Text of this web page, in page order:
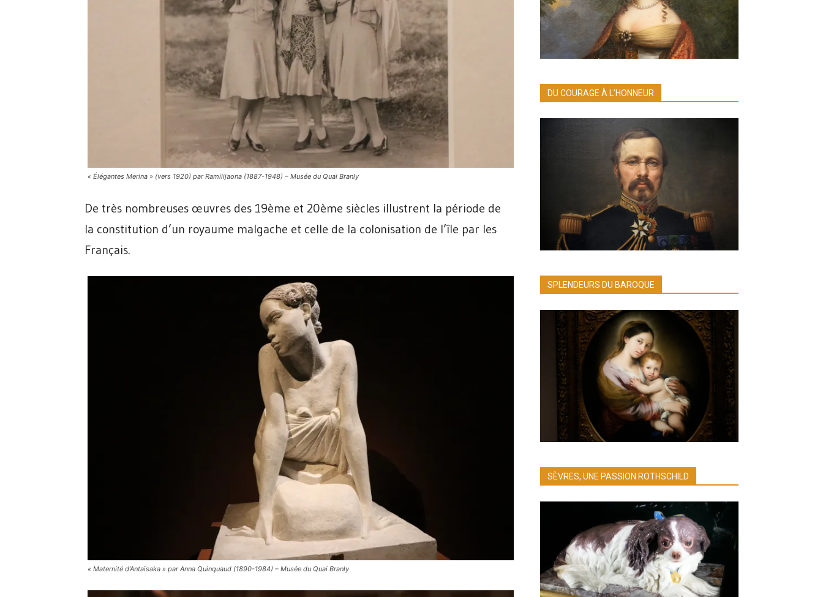
« Élégantes Merina » (vers 1920) par Ramilijaona (1887-1948) – Musée du Quai Branly
De très nombreuses œuvres des 19ème et 20ème siècles illustrent la période de
la constitution d’un royaume malgache et celle de la colonisation de l’île par les
Français.
« Maternité d’Antaïsaka » par Anna Quinquaud (1890-1984) – Musée du Quai Branly
DU COURAGE À L’HONNEUR
SPLENDEURS DU BAROQUE
SÈVRES, UNE PASSION ROTHSCHILD